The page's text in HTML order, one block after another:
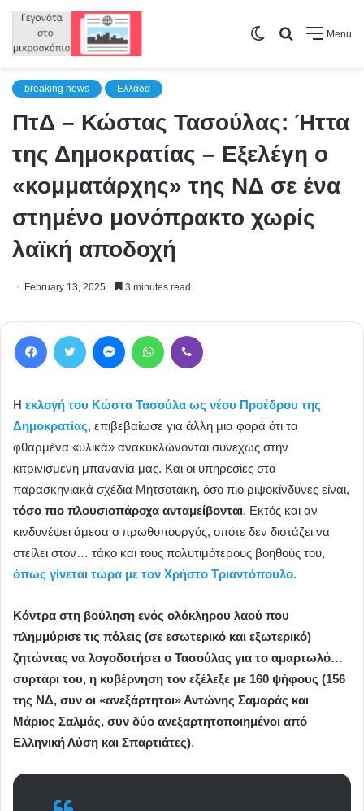
Menu
Search
Switch
breaking news Ελλάδα
ΠτΔ – Κώστας Τασούλας: Ήττα
της Δημοκρατίας – Εξελέγη ο
«κομματάρχης» της ΝΔ σε ένα
στημένο μονόπρακτο χωρίς
λαϊκή αποδοχή
February 13, 2025 3 minutes read
Η εκλογή του Κώστα Τασούλα ως νέου Προέδρου της
Δημοκρατίας, επιβεβαίωσε για άλλη μια φορά ότι τα
φθαρμένα «υλικά» ανακυκλώνονται συνεχώς στην
κιτρινισμένη μπανανία μας. Και οι υπηρεσίες στα
παρασκηνιακά σχέδια Μητσοτάκη, όσο πιο ριψοκίνδυνες είναι,
τόσο πιο πλουσιοπάροχα ανταμείβονται. Εκτός και αν
κινδυνέψει άμεσα ο πρωθυπουργός, οπότε δεν διστάζει να
στείλει στον… τάκο και τους πολυτιμότερους βοηθούς του,
όπως γίνεται τώρα με τον Χρήστο Τριαντόπουλο.
Κόντρα στη βούληση ενός ολόκληρου λαού που
πλημμύρισε τις πόλεις (σε εσωτερικό και εξωτερικό)
ζητώντας να λογοδοτήσει ο Τασούλας για το αμαρτωλό…
συρτάρι του, η κυβέρνηση τον εξέλεξε με 160 ψήφους (156
της ΝΔ, συν οι «ανεξάρτητοι» Αντώνης Σαμαράς και
Μάριος Σαλμάς, συν δύο ανεξαρτητοποιημένοι από
Ελληνική Λύση και Σπαρτιάτες).